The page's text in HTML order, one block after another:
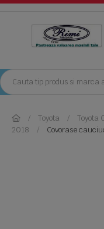
Toyota Toyota
2018
Covorase